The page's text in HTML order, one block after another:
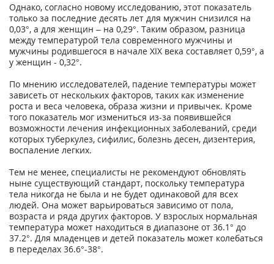
Однако, согласно новому исследованию, этот показатель
только за последние десять лет для мужчин снизился на
0,03°, а для женщин – на 0,29°. Таким образом, разница
между температурой тела современного мужчины и
мужчины родившегося в начале XIX века составляет 0,59°, а
у женщин - 0,32°.
По мнению исследователей, падение температуры может
зависеть от нескольких факторов, таких как изменение
роста и веса человека, образа жизни и привычек. Кроме
того показатель мог измениться из-за появившейся
возможности лечения инфекционных заболеваний, среди
которых туберкулез, сифилис, болезнь десен, дизентерия,
воспаление легких.
Тем не менее, специалисты не рекомендуют обновлять
ныне существующий стандарт, поскольку температура
тела никогда не была и не будет одинаковой для всех
людей. Она может варьироваться зависимо от пола,
возраста и ряда других факторов. У взрослых нормальная
температура может находиться в диапазоне от 36.1° до
37.2°. Для младенцев и детей показатель может колебаться
в переделах 36.6°-38°.